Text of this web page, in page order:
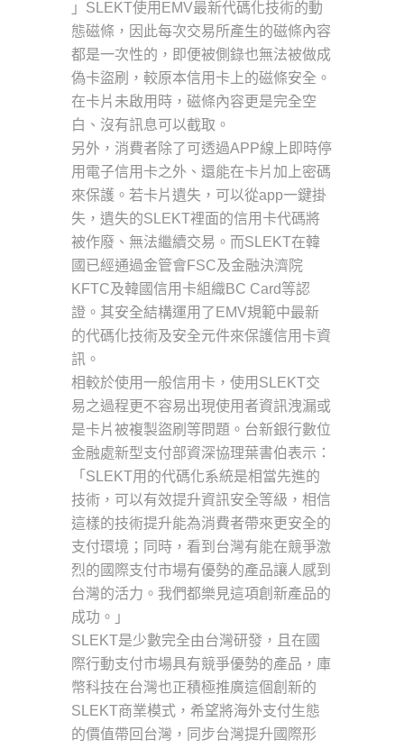
」SLEKT使用EMV最新代碼化技術的動
態磁條，因此每次交易所產生的磁條內容
都是一次性的，即便被側錄也無法被做成
偽卡盜刷，較原本信用卡上的磁條安全。
在卡片未啟用時，磁條內容更是完全空
白、沒有訊息可以截取。
另外，消費者除了可透過APP線上即時停
用電子信用卡之外、還能在卡片加上密碼
來保護。若卡片遺失，可以從app一鍵掛
失，遺失的SLEKT裡面的信用卡代碼將
被作廢、無法繼續交易。而SLEKT在韓
國已經通過金管會FSC及金融決濟院
KFTC及韓國信用卡組織BC Card等認
證。其安全結構運用了EMV規範中最新
的代碼化技術及安全元件來保護信用卡資
訊。
相較於使用一般信用卡，使用SLEKT交
易之過程更不容易出現使用者資訊洩漏或
是卡片被複製盜刷等問題。台新銀行數位
金融處新型支付部資深協理葉書伯表示：
「SLEKT用的代碼化系統是相當先進的
技術，可以有效提升資訊安全等級，相信
這樣的技術提升能為消費者帶來更安全的
支付環境；同時，看到台灣有能在競爭激
烈的國際支付市場有優勢的產品讓人感到
台灣的活力。我們都樂見這項創新產品的
成功。」
SLEKT是少數完全由台灣研發，且在國
際行動支付市場具有競爭優勢的產品，庫
幣科技在台灣也正積極推廣這個創新的
SLEKT商業模式，希望將海外支付生態
的價值帶回台灣，同步台灣提升國際形